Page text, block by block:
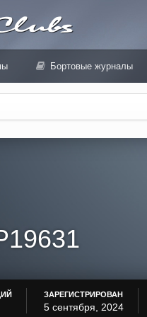
Бортовые журналы
ЗАРЕГИСТРИРОВАН
5 сентября, 2024